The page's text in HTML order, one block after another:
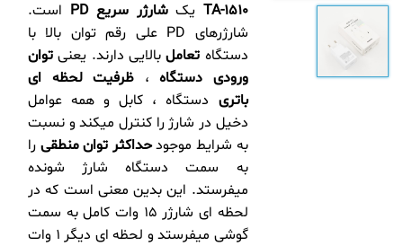
TA-1510 یکشارژر سریع PD
است.
شارژرهای PD علی رقم توان بالا با
دستگاه تعاملبالایی دارند. یعنی توان
ورودی دستگاه، ظرفیت لحظه ای
باتری دستگاه ، کابل و همه عوامل
دخیل در شارژ را کنترل میکند و نسبت
به شرایط موجودحداکثر توان منطقی را
به سمت دستگاه شارژ شونده
میفرستد. این بدین معنی است که در
لحظه ای شارژر 15 وات کامل به سمت
گوشی میفرستد و لحظه ای دیگر 1 وات